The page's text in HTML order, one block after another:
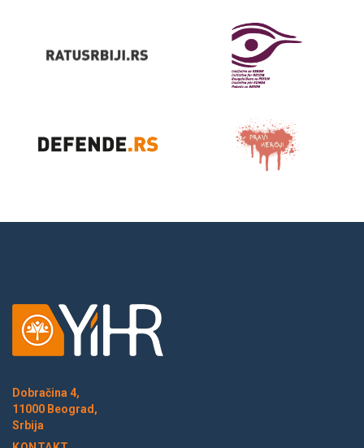
Dobračina 4,
11000 Beograd,
Srbija